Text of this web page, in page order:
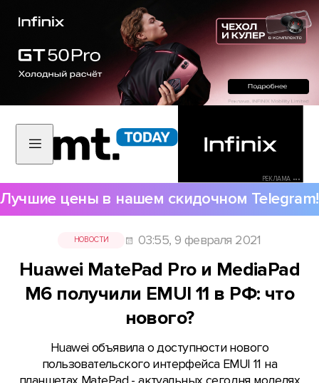
РЕКЛАМА •••
Лучшие цены в нашем скидочном Telegram!
НОВОСТИ 03:55, 9 февраля 2021
Huawei MatePad Pro и MediaPad
M6 получили EMUI 11 в РФ: что
нового?
Huawei объявила о доступности нового
пользовательского интерфейса EMUI 11 на